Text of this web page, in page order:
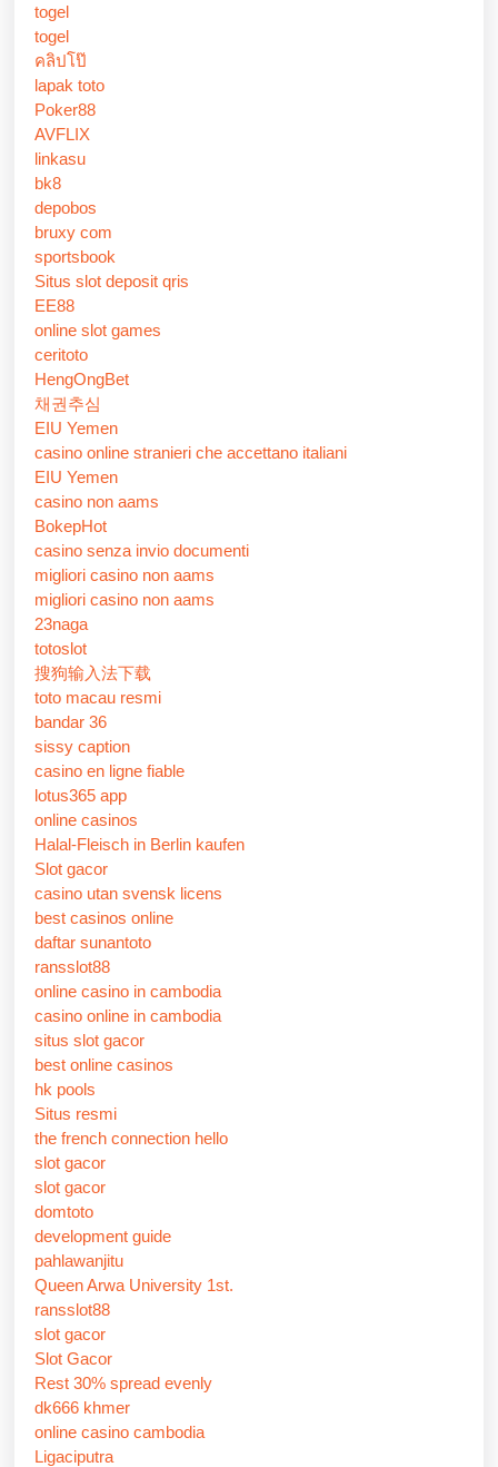
togel
togel
คลิปโป๊
lapak toto
Poker88
AVFLIX
linkasu
bk8
depobos
bruxy com
sportsbook
Situs slot deposit qris
EE88
online slot games
ceritoto
HengOngBet
채권추심
EIU Yemen
casino online stranieri che accettano italiani
EIU Yemen
casino non aams
BokepHot
casino senza invio documenti
migliori casino non aams
migliori casino non aams
23naga
totoslot
搜狗输入法下载
toto macau resmi
bandar 36
sissy caption
casino en ligne fiable
lotus365 app
online casinos
Halal-Fleisch in Berlin kaufen
Slot gacor
casino utan svensk licens
best casinos online
daftar sunantoto
ransslot88
online casino in cambodia
casino online in cambodia
situs slot gacor
best online casinos
hk pools
Situs resmi
the french connection hello
slot gacor
slot gacor
domtoto
development guide
pahlawanjitu
Queen Arwa University 1st.
ransslot88
slot gacor
Slot Gacor
Rest 30% spread evenly
dk666 khmer
online casino cambodia
Ligaciputra